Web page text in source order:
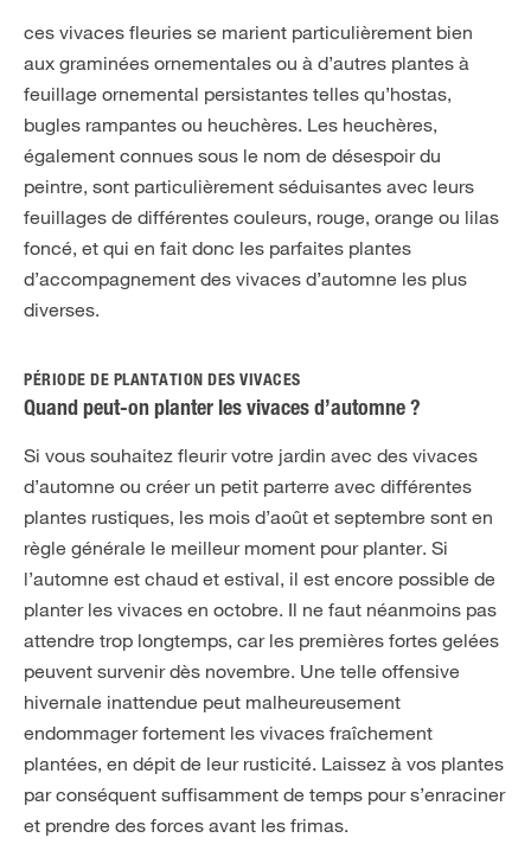
ces vivaces fleuries se marient particulièrement bien
aux graminées ornementales ou à d’autres plantes à
feuillage ornemental persistantes telles qu’hostas,
bugles rampantes ou heuchères. Les heuchères,
également connues sous le nom de désespoir du
peintre, sont particulièrement séduisantes avec leurs
feuillages de différentes couleurs, rouge, orange ou lilas
foncé, et qui en fait donc les parfaites plantes
d’accompagnement des vivaces d’automne les plus
diverses.
PÉRIODE DE PLANTATION DES VIVACES
Quand peut-on planter les vivaces d’automne ?
Si vous souhaitez fleurir votre jardin avec des vivaces
d’automne ou créer un petit parterre avec différentes
plantes rustiques, les mois d’août et septembre sont en
règle générale le meilleur moment pour planter. Si
l’automne est chaud et estival, il est encore possible de
planter les vivaces en octobre. Il ne faut néanmoins pas
attendre trop longtemps, car les premières fortes gelées
peuvent survenir dès novembre. Une telle offensive
hivernale inattendue peut malheureusement
endommager fortement les vivaces fraîchement
plantées, en dépit de leur rusticité. Laissez à vos plantes
par conséquent suffisamment de temps pour s’enraciner
et prendre des forces avant les frimas.